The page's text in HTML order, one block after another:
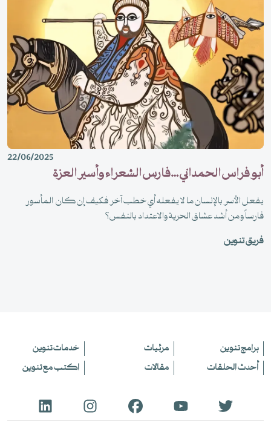
22/06/2025
أبو فراس الحمداني …فارس الشعراء وأسير العزة
يفعل الأسر بالإنسان ما لا يفعله أي خطب آخر فكيف إن كان المأسور
فارساً ومن أشد عشاق الحرية والاعتداد بالنفس؟
فريق تنوين
برامج تنوين مرئيات
خدمات تنوين
أحدث الحلقات
مقالات اكتب مع تنوين